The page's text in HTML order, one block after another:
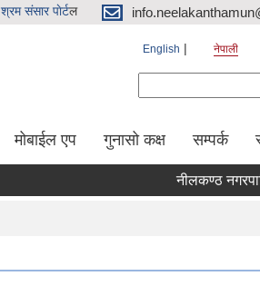
श्रम संसार पाेर्टल
English नेपाली
मोबाईल एप गुनासो कक्ष सम्पर्क
नीलकण्ठ